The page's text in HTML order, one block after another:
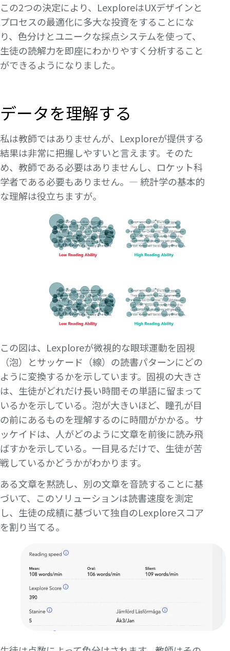
この2つの決定により、LexploreはUXデザインと
プロセスの最適化に多大な投資をすることにな
り、色分けとユニークな採点システムを使って、
生徒の読解力を即座にわかりやすく分析すること
ができるようになりました。
データを理解する
私は教師ではありませんが、Lexploreが提供する
結果は非常に把握しやすいと言えます。そのた
め、教師である必要はありませんし、ロケット科
学者である必要もありません。— 統計学の基本的
な理解は役立ちますが。
この図は、Lexploreが微視的な眼球運動を固視
（泡）とサッケード（線）の読書パターンにどの
ように変換するかを示しています。固視の大きさ
は、生徒がどれだけ長い時間その単語に留まって
いるかを示している。泡が大きいほど、瞳孔が目
の前にあるものを理解するのに時間がかかる。サ
ッケイドは、人がどのように文章を前後に読み飛
ばすかを示している。一目見るだけで、生徒が苦
戦しているかどうかがわかります。
ある文章を黙読し、別の文章を音読することに基
づいて、このソリューションは読書速度を測定
し、生徒の成績に基づいて独自のLexploreスコア
を割り当てる。